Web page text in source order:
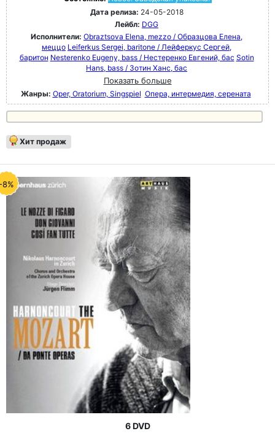
Дата релиза: 24-05-2018
Лейбл: DGG
Исполнители: Obraztsova Elena, mezzo / Образцова Елена,
меццо Leiferkus Sergei, baritone / Лейферкус Сергей,
баритон Nesterenko Eugeny, bass / Нестеренко Евгений, бас Sotin
Hans, bass / Зотин Ханс, бас
Показать больше
Жанры: Oper, Oratorium, Singspiel Опера, интермедия, серената
Хит продаж
8%
6 DVD